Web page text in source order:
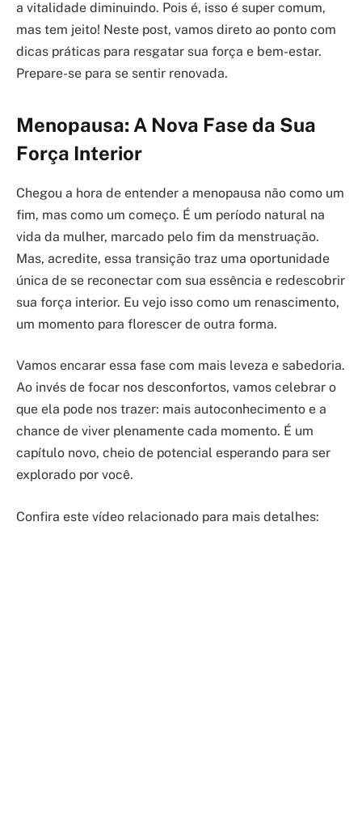
a vitalidade diminuindo. Pois é, isso é super comum,
mas tem jeito! Neste post, vamos direto ao ponto com
dicas práticas para resgatar sua força e bem-estar.
Prepare-se para se sentir renovada.
Menopausa: A Nova Fase da Sua
Força Interior
Chegou a hora de entender a menopausa não como um
fim, mas como um começo. É um período natural na
vida da mulher, marcado pelo fim da menstruação.
Mas, acredite, essa transição traz uma oportunidade
única de se reconectar com sua essência e redescobrir
sua força interior. Eu vejo isso como um renascimento,
um momento para florescer de outra forma.
Vamos encarar essa fase com mais leveza e sabedoria.
Ao invés de focar nos desconfortos, vamos celebrar o
que ela pode nos trazer: mais autoconhecimento e a
chance de viver plenamente cada momento. É um
capítulo novo, cheio de potencial esperando para ser
explorado por você.
Confira este vídeo relacionado para mais detalhes: